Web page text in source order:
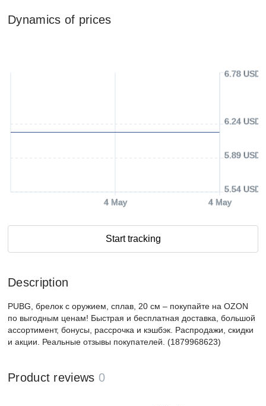
Dynamics of prices
4 May 4 May
5.54 USD
5.89 USD
6.24 USD
6.78 USD
Start tracking
Description
PUBG, брелок с оружием, сплав, 20 см – покупайте на OZON
по выгодным ценам! Быстрая и бесплатная доставка, большой
ассортимент, бонусы, рассрочка и кэшбэк. Распродажи, скидки
и акции. Реальные отзывы покупателей. (1879968623)
Product reviews 0